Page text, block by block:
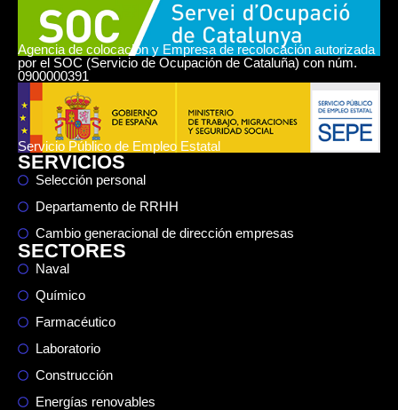
Agencia de colocación y Empresa de recolocación autorizada
por el SOC (Servicio de Ocupación de Cataluña) con núm.
0900000391
Servicio Público de Empleo Estatal
SERVICIOS
Selección personal
Departamento de RRHH
Cambio generacional de dirección empresas
SECTORES
Naval
Químico
Farmacéutico
Laboratorio
Construcción
Energías renovables